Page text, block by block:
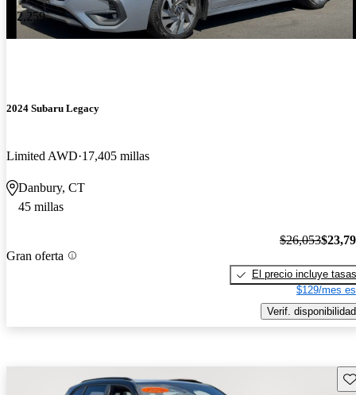
-$2,259
2024 Subaru Legacy
Limited AWD 17,405 millas
Danbury, CT
45 millas
Gran oferta
$26,053
El precio incluye tasas
$129/mes
Verif. disponibilidad